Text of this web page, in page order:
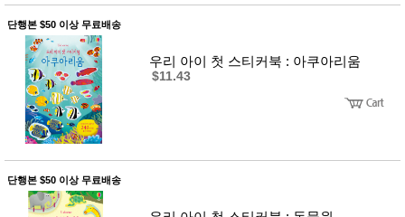
단행본 $50 이상 무료배송
우리 아이 첫 스티커북 : 아쿠아리움
$11.43
단행본 $50 이상 무료배송